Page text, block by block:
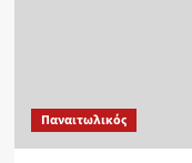
Παναιτωλικός